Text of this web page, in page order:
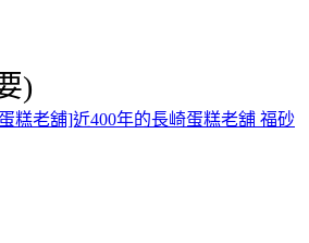
)
糕老舖]近400年的長崎蛋糕老舖 福砂